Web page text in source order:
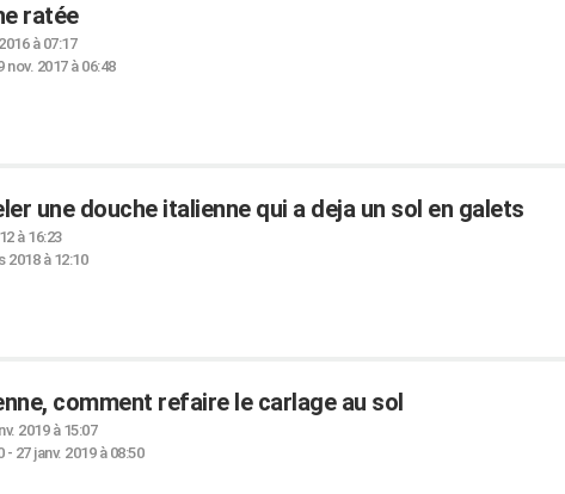
ratée
à 07:17
nov. 2017 à 06:48
une douche italienne qui a deja un sol en galets
à 16:23
2018 à 12:10
comment refaire le carlage au sol
2019 à 15:07
- 27 janv. 2019 à 08:50